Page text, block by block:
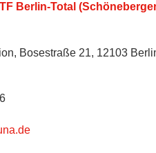
Berlin-Total
Bosestraße 21, 12103